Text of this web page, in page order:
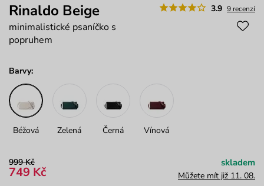
3.9 9 recenzí
Rinaldo Beige
minimalistické psaníčko s
popruhem
Barvy:
Béžová Zelená Černá Vínová
999 Kč
749 Kč
skladem
Můžete mít již 11. 08.